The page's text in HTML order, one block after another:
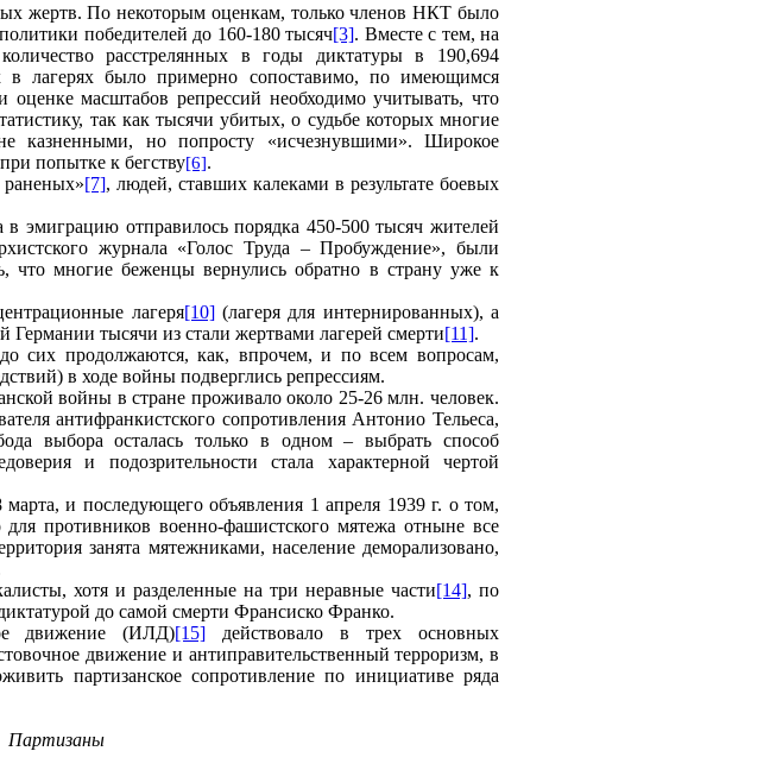
жертв. По некоторым оценкам, только членов НКТ было
победителей до 160-180 тысяч[3]. Вместе с тем, на
расстрелянных в годы диктатуры в 190,694
лагерях было примерно сопоставимо, по имеющимся
оценке масштабов репрессий необходимо учитывать, что
так как тысячи убитых, о судьбе которых многие
казненными, но попросту «исчезнувшими». Широкое
попытке к бегству[6].
[7], людей, ставших калеками в результате боевых
эмиграцию отправилось порядка 450-500 тысяч жителей
журнала «Голос Труда – Пробуждение», были
что многие беженцы вернулись обратно в страну уже к
лагеря[10](лагеря для интернированных), а
тысячи из стали жертвами лагерей смерти[11].
сих продолжаются, как, впрочем, и по всем вопросам,
в ходе войны подверглись репрессиям.
войны в стране проживало около 25-26 млн. человек.
антифранкистского сопротивления Антонио Тельеса,
выбора осталась только в одном – выбрать способ
и подозрительности стала характерной чертой
и последующего объявления 1 апреля 1939 г. о том,
противников военно-фашистского мятежа отныне все
занята мятежниками, население деморализовано,
хотя и разделенные на три неравные части[14], по
до самой смерти Франсиско Франко.
движение (ИЛД)[15] действовало в трех основных
движение и антиправительственный терроризм, в
партизанское сопротивление по инициативе ряда
Партизаны